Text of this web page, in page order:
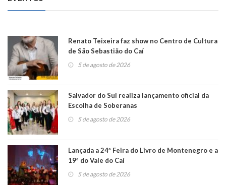
Renato Teixeira faz show no Centro de Cultura
de São Sebastião do Caí
5 de agosto de 2026
Salvador do Sul realiza lançamento oficial da
Escolha de Soberanas
5 de agosto de 2026
Lançada a 24ª Feira do Livro de Montenegro e a
19ª do Vale do Caí
5 de agosto de 2026